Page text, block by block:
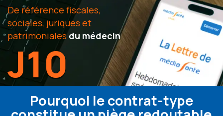
De référence fiscales,
sociales, juriques et
patrimoniales du médecin
J10
Pourquoi le contrat-type